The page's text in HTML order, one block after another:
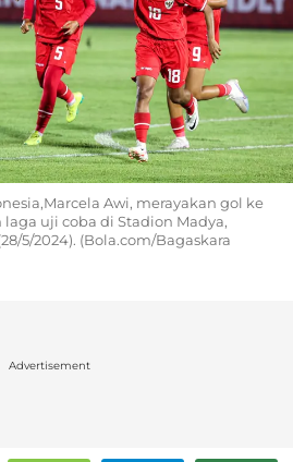
Awi, merayakan gol ke
uji coba di Stadion Madya,
5/2024). (Bola.com/Bagaskara
Advertisement